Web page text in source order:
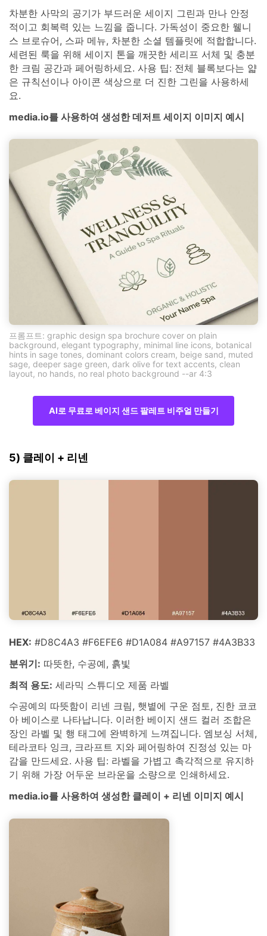
차분한 사막의 공기가 부드러운 세이지 그린과 만나 안정
적이고 회복력 있는 느낌을 줍니다. 가독성이 중요한 웰니
스 브로슈어, 스파 메뉴, 차분한 소셜 템플릿에 적합합니다.
세련된 룩을 위해 세이지 톤을 깨끗한 세리프 서체 및 충분
한 크림 공간과 페어링하세요. 사용 팁: 전체 블록보다는 얇
은 규칙선이나 아이콘 색상으로 더 진한 그린을 사용하세
요.
media.io를 사용하여 생성한 데저트 세이지 이미지 예시
프롬프트: graphic design spa brochure cover on plain
background, elegant typography, minimal line icons, botanical
hints in sage tones, dominant colors cream, beige sand, muted
sage, deeper sage green, dark olive for text accents, clean
layout, no hands, no real photo background --ar 4:3
AI로 무료로 베이지 샌드 팔레트 비주얼 만들기
5) 클레이 + 리넨
HEX: #D8C4A3 #F6EFE6 #D1A084 #A97157 #4A3B33
분위기: 따뜻한, 수공예, 흙빛
최적 용도: 세라믹 스튜디오 제품 라벨
수공예의 따뜻함이 리넨 크림, 햇볕에 구운 점토, 진한 코코
아 베이스로 나타납니다. 이러한 베이지 샌드 컬러 조합은
장인 라벨 및 행 태그에 완벽하게 느껴집니다. 엠보싱 서체,
테라코타 잉크, 크라프트 지와 페어링하여 진정성 있는 마
감을 만드세요. 사용 팁: 라벨을 가볍고 촉각적으로 유지하
기 위해 가장 어두운 브라운을 소량으로 인쇄하세요.
media.io를 사용하여 생성한 클레이 + 리넨 이미지 예시